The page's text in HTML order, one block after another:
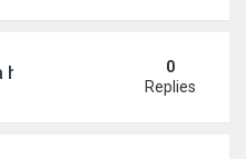
0
Replies